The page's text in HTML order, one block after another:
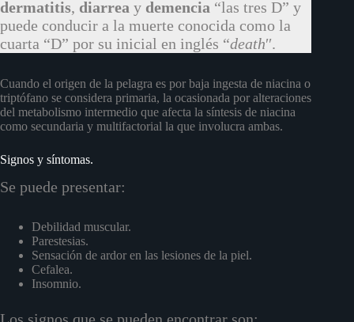
dermatitis, diarrea y demencia “las tres D” y
puede conducir a la muerte conocida como la
cuarta “D” por su inicial en inglés “death′′.
Cuando el origen de la pelagra es por baja ingesta de niacina o
triptófano se considera primaria, la ocasionada por alteraciones
del metabolismo intermedio que afecta la síntesis de niacina
como secundaria y multifactorial la que involucra ambas.
Signos y síntomas.
Se puede presentar:
Debilidad muscular.
Parestesias.
Sensación de ardor en las lesiones de la piel.
Cefalea.
Insomnio.